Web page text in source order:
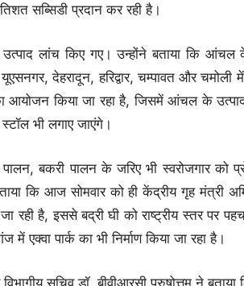
सब्सिडी प्रदान कर रही है।
लांच किए गए। उन्होंने बताया कि आंचल
देहरादून, हरिद्वार, चम्पावत और चमोली में
आयोजन किया जा रहा है, जिसमें आंचल के
भी लगाए जाएंगे।
बकरी पालन के जरिए भी स्वरोजगार को
कि आज सोमवार को ही केंद्रीय गृह मंत्री
है, इससे बद्री घी को राष्ट्रीय स्तर पर
पार्क का भी निर्माण किया जा रहा है।
सचिव डॉ. बीवीआरसी पुरुषोत्तम ने बताया